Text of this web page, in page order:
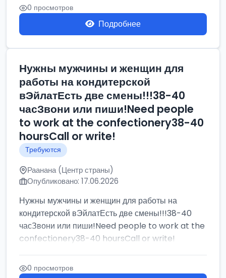
0 просмотров
Подробнее
Нужны мужчины и женщин для
работы на кондитерской
вЭйлатЕсть две смены!!!38-40
часЗвони или пиши!Need people
to work at the confectionery38-40
hoursCall or write!
Требуются
Раанана (Центр страны)
Опубликовано: 17.06.2026
Нужны мужчины и женщин для работы на
кондитерской вЭйлатЕсть две смены!!!38-40
часЗвони или пиши!Need people to work at the
confectionery38-40 hoursCall or write!
0 просмотров